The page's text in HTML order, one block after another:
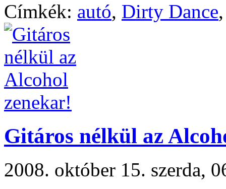
Címkék: autó, Dirty Dance
Gitáros nélkül az
2008. október 15. szerda,